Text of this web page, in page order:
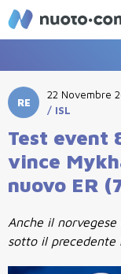
RE
22 Novembre
/ ISL
Test event
vince
nuovo ER
Anche il
sotto il